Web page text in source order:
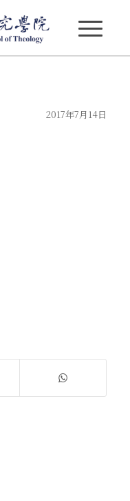
2017年7月14日